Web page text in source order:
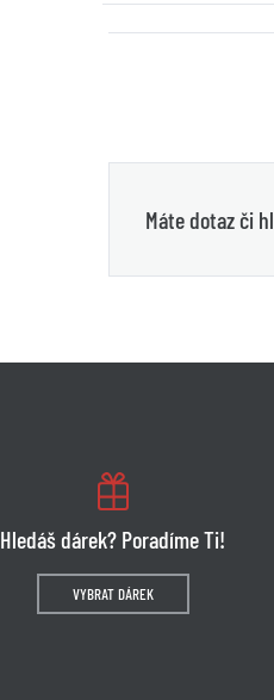
Máte dotaz či
Hledáš dárek? Poradíme Ti!
VYBRAT DÁREK